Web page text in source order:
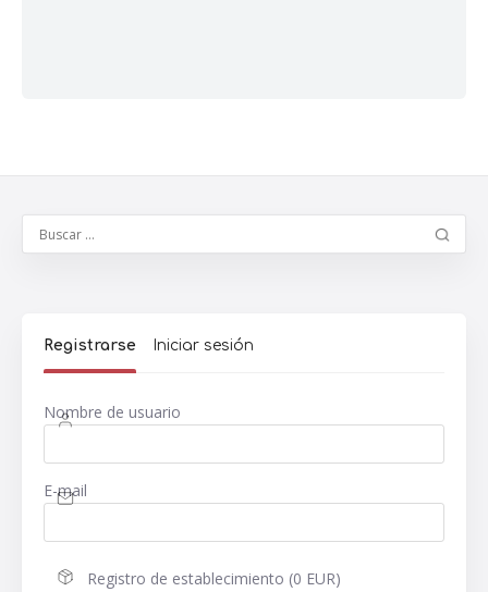
Registrarse Iniciar sesión
Nombre de usuario
E-mail
Registro de establecimiento (0 EUR)